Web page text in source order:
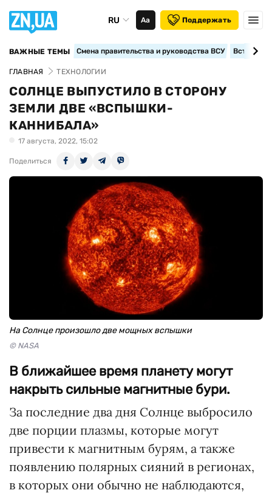
RU Аа Поддержать
ВАЖНЫЕ ТЕМЫ Смена правительства и руководства ВСУ
ГЛАВНАЯ ТЕХНОЛОГИИ
СОЛНЦЕ ВЫПУСТИЛО В СТОРОНУ
ЗЕМЛИ ДВЕ «ВСПЫШКИ-
КАННИБАЛА»
17 августа, 2022, 15:02
Поделиться
На Солнце произошло две мощных вспышки
© NASA
В ближайшее время планету могут
накрыть сильные магнитные бури.
За последние два дня Солнце выбросило
две порции плазмы, которые могут
привести к магнитным бурям, а также
появлению полярных сияний в регионах,
в которых они обычно не наблюдаются,